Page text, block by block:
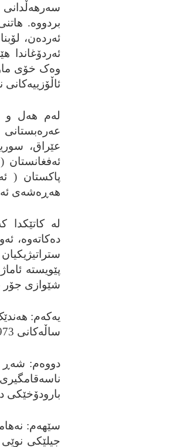
سه‌رهه‌ڵدانی
بردووه‌.
ئه‌رده‌ن،
ئه‌ردۆغاندا
وه‌ک خۆی
له‌م هه‌ل و
عێراق،
ئه‌فغانستان
پاکستان (
هه‌ڕه‌شه‌ی
له‌ کاتێکدا
ده‌کاته‌وه‌،
پێویسته‌
شێوازی جۆر
یه‌که‌م:
ساڵه‌کانی 1973، 1979 و 1990.
دووه‌م: شه‌ڕ و
بارودۆخێکی
سێهه‌م:
جیلێکی نوێی